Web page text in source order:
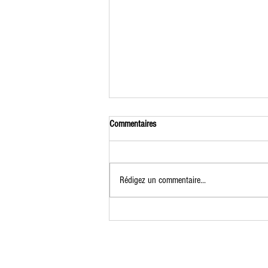
Commentaires
Rédigez un commentaire...